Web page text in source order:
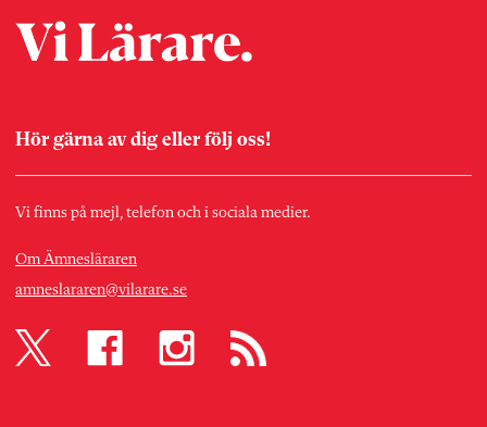
Hör gärna av dig eller följ oss!
Vi finns på mejl, telefon och i sociala medier.
Om Ämnesläraren
amneslararen@vilarare.se